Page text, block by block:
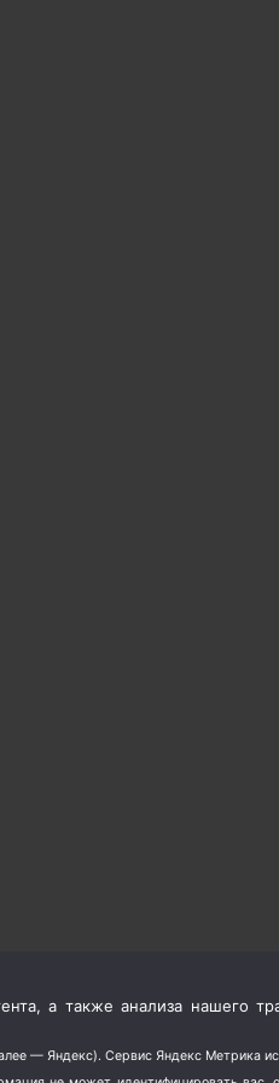
а также анализа нашего
— Яндекс). Сервис Яндекс Метрика